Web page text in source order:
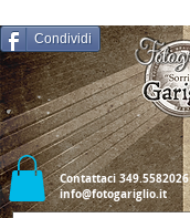
Condividi
Contattaci349.5582026
info@fotogariglio.it